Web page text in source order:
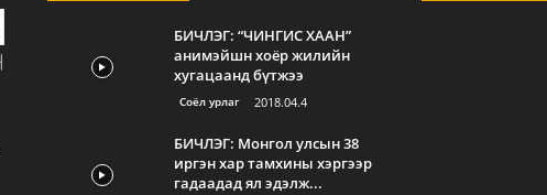
БИЧЛЭГ: “ЧИНГИС ХААН”
анимэйшн хоёр жилийн
хугацаанд бүтжээ
Соёл урлаг 2018.04.4
БИЧЛЭГ: Монгол улсын 38
иргэн хар тамхины хэргээр
гадаадад ял эдэлж...